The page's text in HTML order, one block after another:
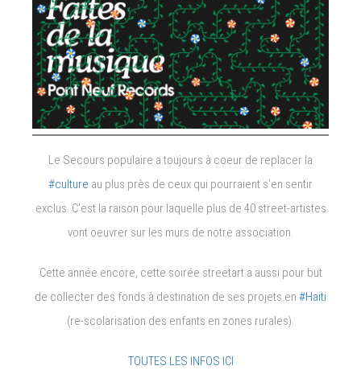
Le Secours populaire a toujours à coeur de replacer la
#culture au plus près de ceux qui pourraient s’en sentir
exclus. C’est la raison pour laquelle plus de 40 street-artistes
vont oeuvrer sur les murs de notre association.
Cette année encore, cette soirée streetart a aussi pour but
de collecter des fonds à destination de ses projets en #Haiti
(re-scolarisation des enfants en zones rurales).
TOUTES LES INFOS ICI